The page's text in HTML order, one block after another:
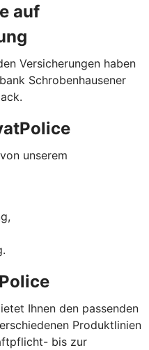
auf
Versicherungen haben
Schrobenhausener
unserem
Ihnen den passenden
Produktlinien
bis zur